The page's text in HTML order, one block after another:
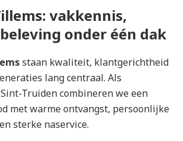
vakkennis,
onder één dak
staan kwaliteit, klantgerichtheid
lang centraal. Als
Truiden combineren we een
met warme ontvangst, persoonlijke
sterke naservice.